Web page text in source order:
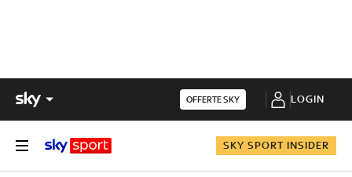
OFFERTE SKY LOGIN
SKY SPORT INSIDER